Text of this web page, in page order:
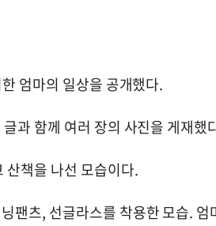
엄마의 일상을 공개했다.
과 함께 여러 장의 사진을 게재했
산책을 나선 모습이다.
팬츠, 선글라스를 착용한 모습. 엄